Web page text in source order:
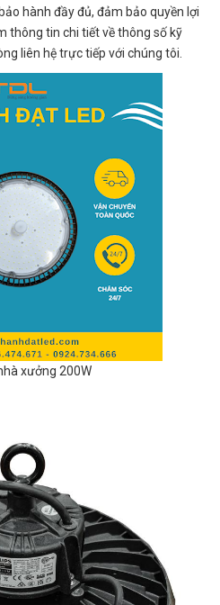
hành đầy đủ, đảm bảo quyền lợi
thông tin chi tiết về thông số kỹ
liên hệ trực tiếp với chúng tôi.
xưởng 200W